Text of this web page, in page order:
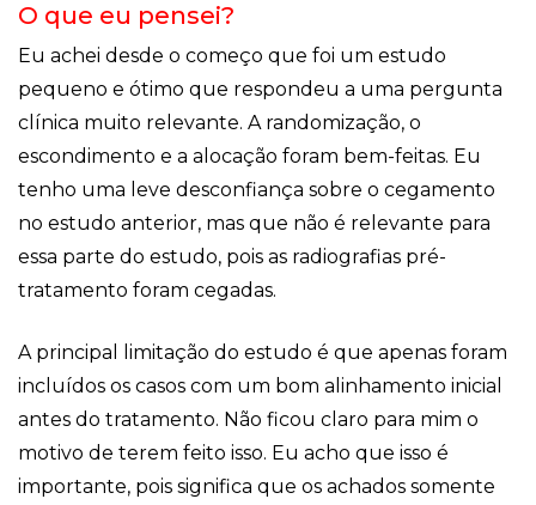
O que eu pensei?
Eu achei desde o começo que foi um estudo
pequeno e ótimo que respondeu a uma pergunta
clínica muito relevante. A randomização, o
escondimento e a alocação foram bem-feitas. Eu
tenho uma leve desconfiança sobre o cegamento
no estudo anterior, mas que não é relevante para
essa parte do estudo, pois as radiografias pré-
tratamento foram cegadas.
A principal limitação do estudo é que apenas foram
incluídos os casos com um bom alinhamento inicial
antes do tratamento. Não ficou claro para mim o
motivo de terem feito isso. Eu acho que isso é
importante, pois significa que os achados somente